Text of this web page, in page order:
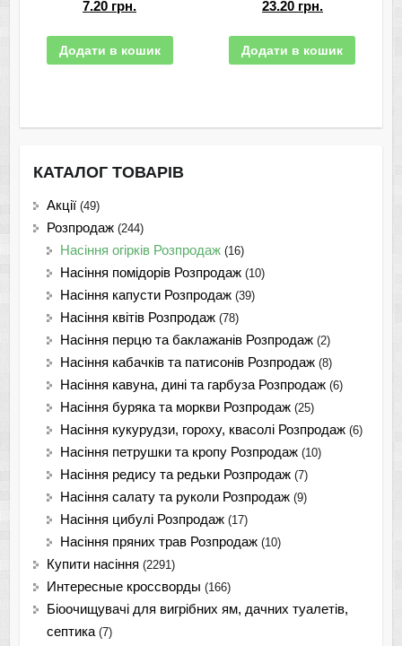
7.20 грн.
Додати в кошик
23.20 грн.
Додати в кошик
КАТАЛОГ ТОВАРІВ
Акції (49)
Розпродаж (244)
Насіння огірків Розпродаж (16)
Насіння помідорів Розпродаж (10)
Насіння капусти Розпродаж (39)
Насіння квітів Розпродаж (78)
Насіння перцю та баклажанів Розпродаж (2)
Насіння кабачків та патисонів Розпродаж (8)
Насіння кавуна, дині та гарбуза Розпродаж (6)
Насіння буряка та моркви Розпродаж (25)
Насіння кукурудзи, гороху, квасолі Розпродаж (6)
Насіння петрушки та кропу Розпродаж (10)
Насіння редису та редьки Розпродаж (7)
Насіння салату та руколи Розпродаж (9)
Насіння цибулі Розпродаж (17)
Насіння пряних трав Розпродаж (10)
Купити насіння (2291)
Интересные кроссворды (166)
Біоочищувачі для вигрібних ям, дачних туалетів,
септика (7)